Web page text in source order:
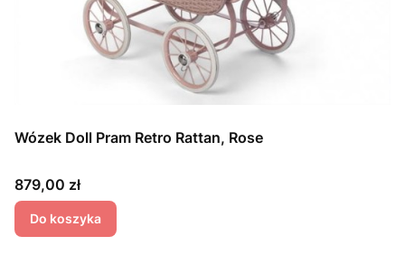
Wózek Doll Pram Retro Rattan, Rose
Cena
879,00 zł
Do koszyka